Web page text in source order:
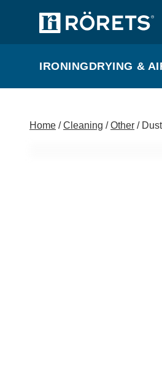
IRONINGDRYING &
Home /Cleaning /Other /